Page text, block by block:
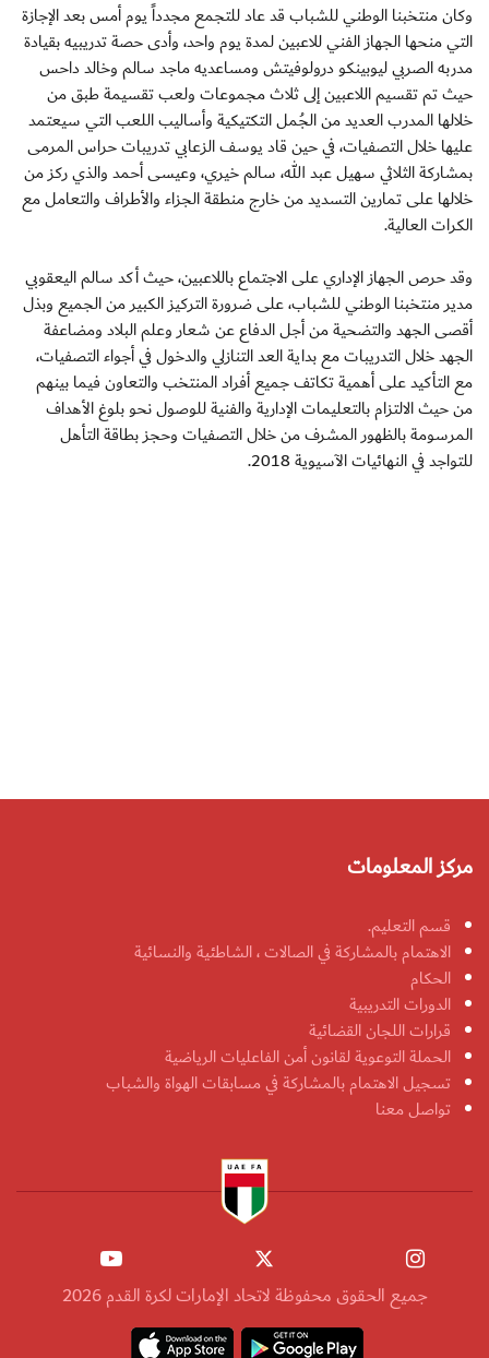
وكان منتخبنا الوطني للشباب قد عاد للتجمع مجدداً يوم أمس بعد الإجازة
التي منحها الجهاز الفني للاعبين لمدة يوم واحد، وأدى حصة تدريبيه بقيادة
مدربه الصربي ليوبينكو درولوفيتش ومساعديه ماجد سالم وخالد داحس
حيث تم تقسيم اللاعبين إلى ثلاث مجموعات ولعب تقسيمة طبق من
خلالها المدرب العديد من الجُمل التكتيكية وأساليب اللعب التي سيعتمد
عليها خلال التصفيات، في حين قاد يوسف الزعابي تدريبات حراس المرمى
بمشاركة الثلاثي سهيل عبد الله، سالم خيري، وعيسى أحمد والذي ركز من
خلالها على تمارين التسديد من خارج منطقة الجزاء والأطراف والتعامل مع
الكرات العالية.
وقد حرص الجهاز الإداري على الاجتماع باللاعبين، حيث أكد سالم اليعقوبي
مدير منتخبنا الوطني للشباب، على ضرورة التركيز الكبير من الجميع وبذل
أقصى الجهد والتضحية من أجل الدفاع عن شعار وعلم البلاد ومضاعفة
الجهد خلال التدريبات مع بداية العد التنازلي والدخول في أجواء التصفيات،
مع التأكيد على أهمية تكاتف جميع أفراد المنتخب والتعاون فيما بينهم
من حيث الالتزام بالتعليمات الإدارية والفنية للوصول نحو بلوغ الأهداف
المرسومة بالظهور المشرف من خلال التصفيات وحجز بطاقة التأهل
للتواجد في النهائيات الآسيوية 2018.
مركز المعلومات
قسم التعليم.
الاهتمام بالمشاركة في الصالات ، الشاطئية والنسائية
الحكام
الدورات التدريبية
قرارات اللجان القضائية
الحملة التوعوية لقانون أمن الفاعليات الرياضية
تسجيل الاهتمام بالمشاركة في مسابقات الهواة والشباب
تواصل معنا
جميع الحقوق محفوظة لاتحاد الإمارات لكرة القدم 2026